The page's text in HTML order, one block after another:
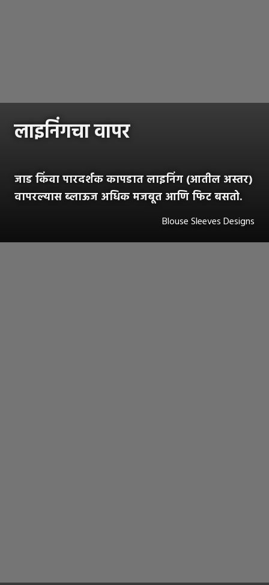
लाइनिंगचा वापर
जाड किंवा पारदर्शक कापडात लाइनिंग (आतील अस्तर)
वापरल्यास ब्लाऊज अधिक मजबूत आणि फिट बसतो.
Blouse Sleeves Designs